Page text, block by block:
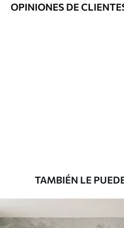
Método de
Hasta 360 cm
Vinilo Premium
43816.6726290.00$/m²
OPINIONES DE
TAMBIÉN LE